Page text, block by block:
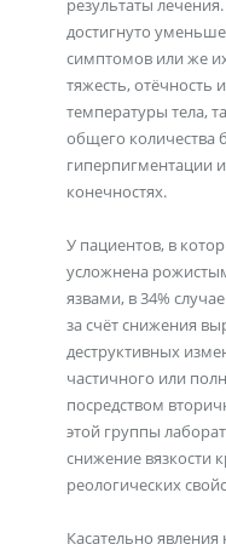
результаты
достигнуто
симптомов или же
тяжесть, отёчность
температуры тела,
общего количества
гиперпигментации
конечностях.
У пациентов, в
усложнена
язвами, в 34%
за счёт снижения
деструктивных
частичного или
посредством
этой группы
снижение вязкости
реологических
Касательно явления